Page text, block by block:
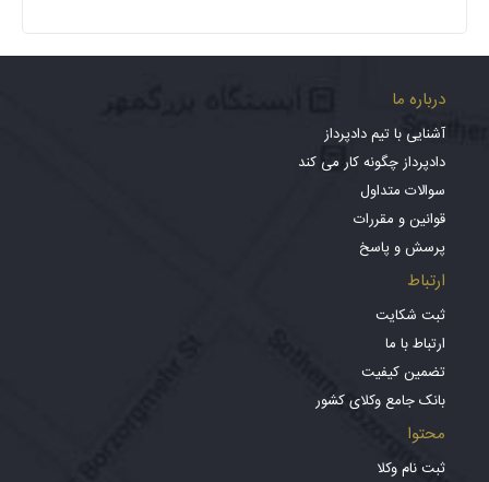
درباره ما
آشنایی با تیم دادپرداز
دادپرداز چگونه کار می کند
سوالات متداول
قوانین و مقررات
پرسش و پاسخ
ارتباط
ثبت شکایت
ارتباط با ما
تضمین کیفیت
بانک جامع وکلای کشور
محتوا
ثبت نام وکلا